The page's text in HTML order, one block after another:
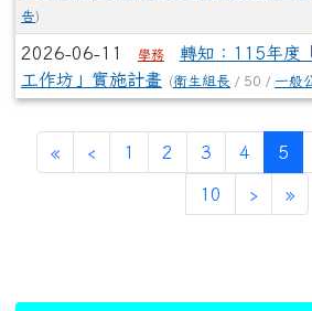
告)
2026-06-11 學務
轉知：115年度
工作坊」實施計畫 (衛生組長 / 50 / 一般
« ‹ 1 2 3 4 5
10 › »